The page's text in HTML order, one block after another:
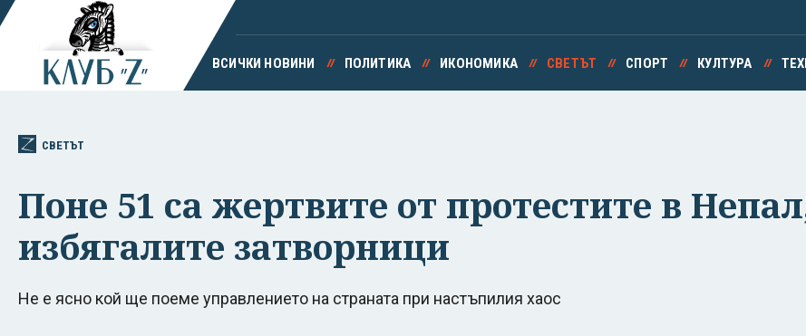
ВСИЧКИ НОВИНИ ПОЛИТИКА ИКОНОМИКА СВЕТЪТ СПОРТ КУЛТУРА
СВЕТЪТ
Поне 51 са жертвите от протестите в
избягалите затворници
Не е ясно кой ще поеме управлението на страната при настъпилия хаос